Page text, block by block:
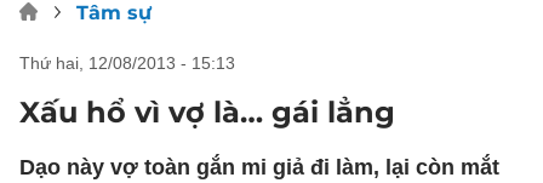
Tâm sự
thứ hai, 12/08/2013 - 15:13
Xấu hổ vì vợ là… gái lẳng
Dạo này vợ toàn gắn mi giả đi làm, lại còn mắt